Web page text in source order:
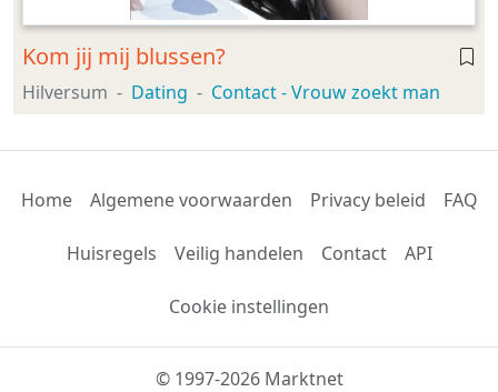
Kom jij mij blussen?
Hilversum Dating Contact - Vrouw zoekt man
Home Algemene voorwaarden Privacy beleid FAQ
Huisregels Veilig handelen Contact API
Cookie instellingen
© 1997-2026 Marktnet